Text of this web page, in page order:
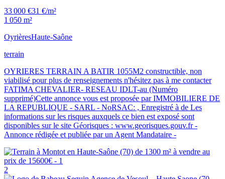
33 000 €31 €/m²
1 050 m²
OyrièresHaute-Saône
terrain
OYRIERES TERRAIN A BATIR 1055M2 constructible, non
viabilisé pour plus de renseignements n'hésitez pas à me contacter
FATIMA CHEVALIER- RESEAU IDLT-au (Numéro
supprimé)Cette annonce vous est proposée par IMMOBILIERE DE
LA REPUBLIQUE - SARL - NoRSAC: , Enregistré à de Les
informations sur les risques auxquels ce bien est exposé sont
disponibles sur le site Géorisques : www.georisques.gouv.fr -
Annonce rédigée et publiée par un Agent Mandataire -
2